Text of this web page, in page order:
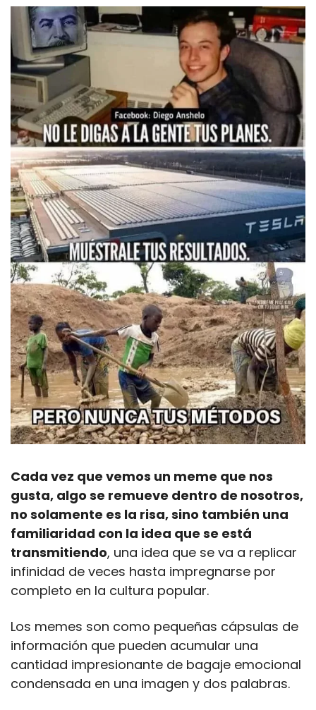
Cada vez que vemos un meme que nos
gusta, algo se remueve dentro de nosotros,
no solamente es la risa, sino también una
familiaridad con la idea que se está
transmitiendo, una idea que se va a replicar
infinidad de veces hasta impregnarse por
completo en la cultura popular.
Los memes son como pequeñas cápsulas de
información que pueden acumular una
cantidad impresionante de bagaje emocional
condensada en una imagen y dos palabras.